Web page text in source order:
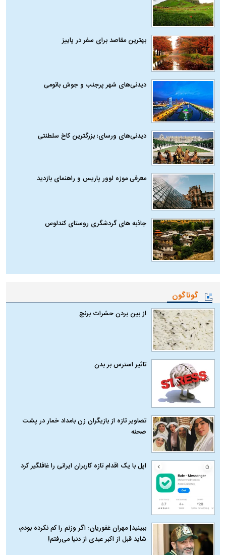
بهترین مقاصد برای سفر در پاییز
دیدنی‌های شهر پرجنب و جوش باتومی
دیدنی‌های ورسای؛ بزرگترین کاخ سلطنتی
معرفی موزه لوور پاریس و راهنمای بازدید
جاذبه های گردشگری روستای کندلوس
گوناگون
از بین بردن حشرات برنج
تاثیر استرس بر بدن
تصاویر تازه از بازیگران زن بامداد خمار در پشت
صحنه
اپل با یک اقدام تازه کاربران ایرانی را غافلگیر کرد
ببینید| مهران غفوریان: اگر وزنم را کم نکرده بودم،
شاید قبل از اکبر عبدی از دنیا می‌رفتم!